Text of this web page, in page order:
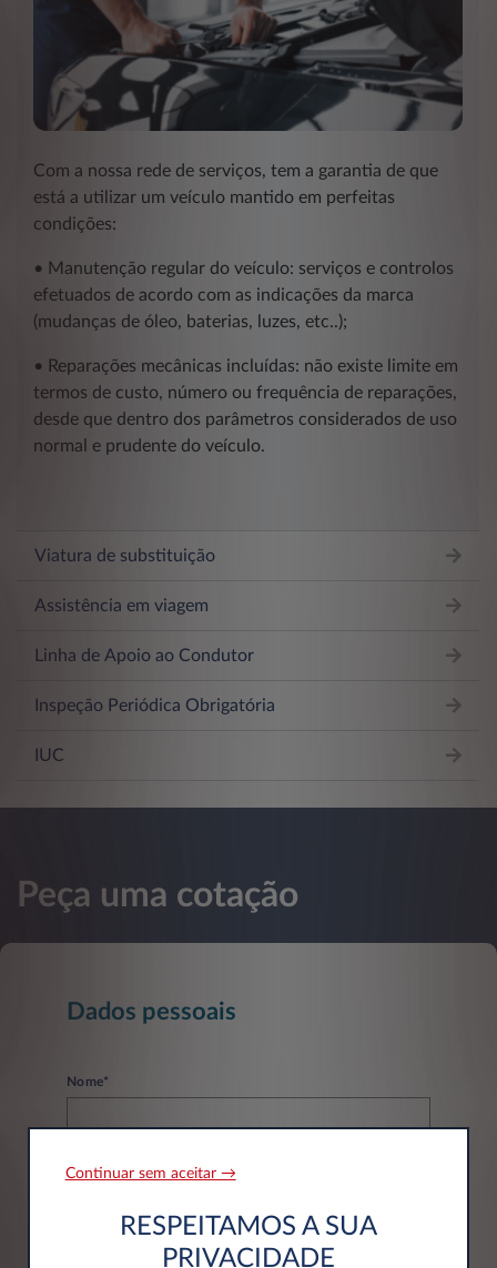
Com a nossa rede de serviços, tem a garantia de que
está a utilizar um veículo mantido em perfeitas
condições:
• Manutenção regular do veículo: serviços e controlos
efetuados de acordo com as indicações da marca
(mudanças de óleo, baterias, luzes, etc..);
• Reparações mecânicas incluídas: não existe limite em
termos de custo, número ou frequência de reparações,
desde que dentro dos parâmetros considerados de uso
normal e prudente do veículo.
Viatura de substituição
Assistência em viagem
Linha de Apoio ao Condutor
Inspeção Periódica Obrigatória
IUC
Peça uma cotação
Dados pessoais
Nome*
Continuar sem aceitar →
RESPEITAMOS A SUA
PRIVACIDADE